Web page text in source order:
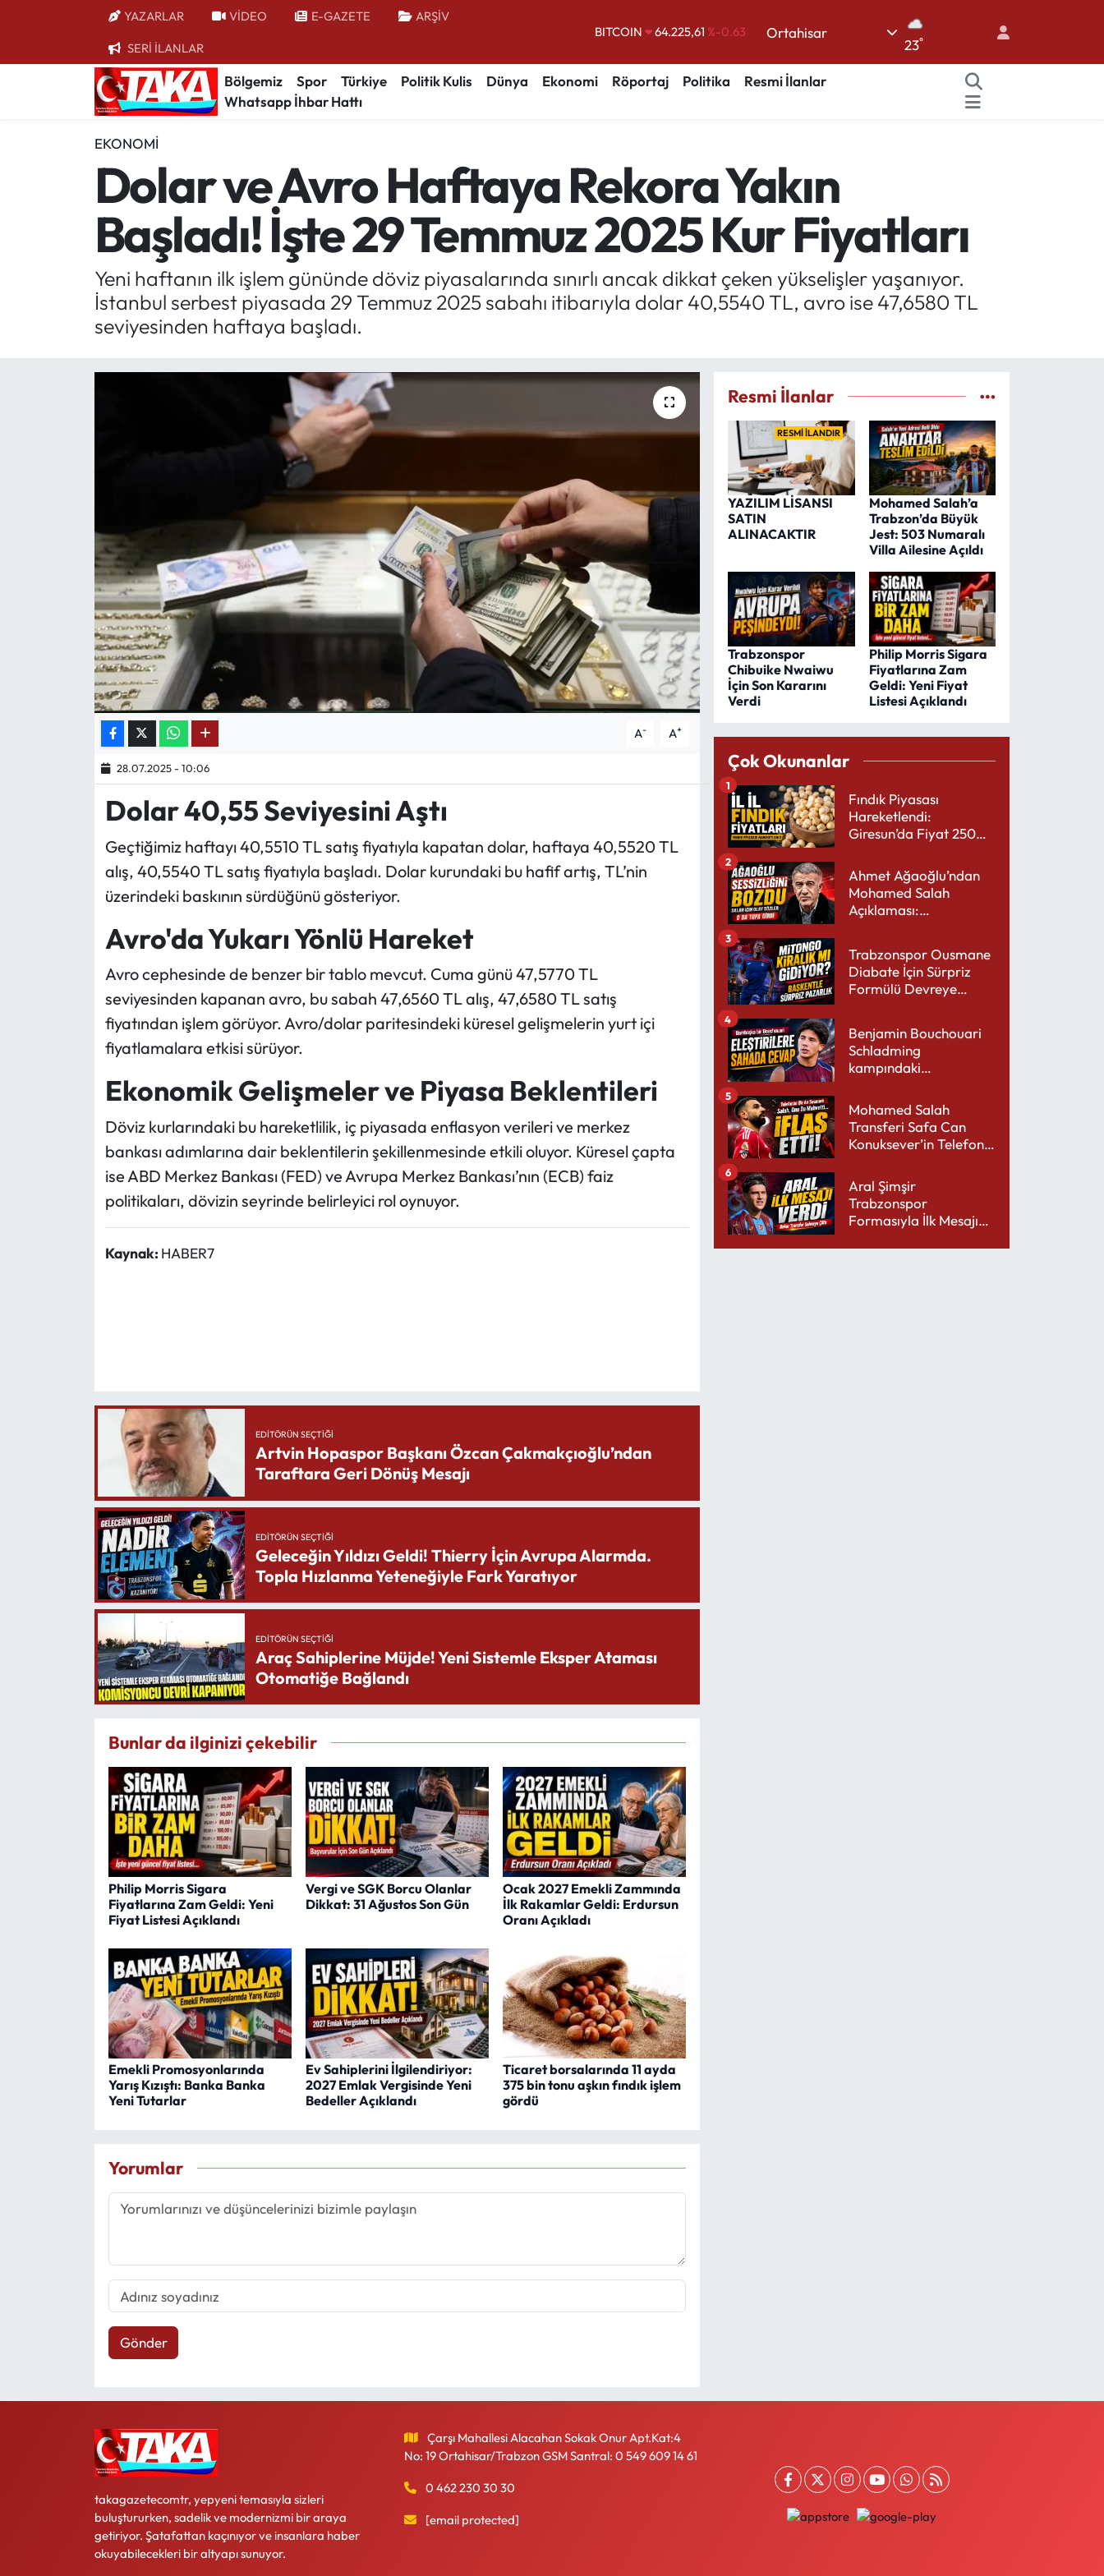
YAZARLAR VİDEO E-GAZETE ARŞİV
SERİ İLANLAR
BITCOIN 64.225,61 %-0.63
DOLAR 47,6704%0
EURO
55,0406 %-0.08
BİST100
13.799 %70
Ortahisar
23°
Bölgemiz Spor Türkiye Politik Kulis Dünya Ekonomi Röportaj Politika
Resmi İlanlar
Whatsapp İhbar Hattı
EKONOMI
Dolar ve Avro Haftaya Rekora Yakın
Başladı! İşte 29 Temmuz 2025 Kur Fiyatları
Yeni haftanın ilk işlem gününde döviz piyasalarında sınırlı ancak dikkat çeken yükselişler yaşanıyor.
İstanbul serbest piyasada 29 Temmuz 2025 sabahı itibarıyla dolar 40,5540 TL, avro ise 47,6580 TL
seviyesinden haftaya başladı.
A- A+
28.07.2025 - 10:06
Dolar 40,55 Seviyesini Aştı
Geçtiğimiz haftayı 40,5510 TL satış fiyatıyla kapatan dolar, haftaya 40,5520 TL
alış, 40,5540 TL satış fiyatıyla başladı. Dolar kurundaki bu hafif artış, TL’nin
üzerindeki baskının sürdüğünü gösteriyor.
Avro'da Yukarı Yönlü Hareket
Avro cephesinde de benzer bir tablo mevcut. Cuma günü 47,5770 TL
seviyesinden kapanan avro, bu sabah 47,6560 TL alış, 47,6580 TL satış
fiyatından işlem görüyor. Avro/dolar paritesindeki küresel gelişmelerin yurt içi
fiyatlamalara etkisi sürüyor.
Ekonomik Gelişmeler ve Piyasa Beklentileri
Döviz kurlarındaki bu hareketlilik, iç piyasada enflasyon verileri ve merkez
bankası adımlarına dair beklentilerin şekillenmesinde etkili oluyor. Küresel çapta
ise ABD Merkez Bankası (FED) ve Avrupa Merkez Bankası’nın (ECB) faiz
politikaları, dövizin seyrinde belirleyici rol oynuyor.
Kaynak: HABER7
EDITÖRÜN SEÇTIĞI
Artvin Hopaspor Başkanı Özcan Çakmakçıoğlu’ndan
Taraftara Geri Dönüş Mesajı
EDITÖRÜN SEÇTIĞI
Geleceğin Yıldızı Geldi! Thierry İçin Avrupa Alarmda.
Topla Hızlanma Yeteneğiyle Fark Yaratıyor
EDITÖRÜN SEÇTIĞI
Araç Sahiplerine Müjde! Yeni Sistemle Eksper Ataması
Otomatiğe Bağlandı
Bunlar da ilginizi çekebilir
Philip Morris Sigara
Fiyatlarına Zam Geldi: Yeni
Fiyat Listesi Açıklandı
Vergi ve SGK Borcu Olanlar
Dikkat: 31 Ağustos Son Gün
Ocak 2027 Emekli Zammında
İlk Rakamlar Geldi: Erdursun
Oranı Açıkladı
Emekli Promosyonlarında
Yarış Kızıştı: Banka Banka
Yeni Tutarlar
Ev Sahiplerini İlgilendiriyor:
2027 Emlak Vergisinde Yeni
Bedeller Açıklandı
Ticaret borsalarında 11 ayda
375 bin tonu aşkın fındık işlem
gördü
Yorumlar
Gönder
Resmi İlanlar
RESMİ İLANDIR
YAZILIM LİSANSI
SATIN
ALINACAKTIR
Mohamed Salah’a
Trabzon’da Büyük
Jest: 503 Numaralı
Villa Ailesine Açıldı
Trabzonspor
Chibuike Nwaiwu
İçin Son Kararını
Verdi
Philip Morris Sigara
Fiyatlarına Zam
Geldi: Yeni Fiyat
Listesi Açıklandı
Çok Okunanlar
Fındık Piyasası
Hareketlendi:
Giresun’da Fiyat 250
1
Ahmet Ağaoğlu’ndan
Mohamed Salah
Açıklaması:
Yakışır
2
Trabzonspor Ousmane
Diabate İçin Sürpriz
Formülü Devreye
3
Benjamin Bouchouari
Schladming
kampındaki
4
Mohamed Salah
Transferi Safa Can
Konuksever’in Telefon
5
Aral Şimşir
Trabzonspor
Formasıyla İlk Mesajını
6
takagazetecomtr, yepyeni temasıyla sizleri
buluştururken, sadelik ve modernizmi bir araya
getiriyor. Şatafattan kaçınıyor ve insanlara haber
okuyabilecekleri bir altyapı sunuyor.
Çarşı Mahallesi Alacahan Sokak Onur Apt.Kat:4
No: 19 Ortahisar/Trabzon GSM Santral: 0 549 609 14 61
0 462 230 30 30
[email protected]
Bölgemiz
Kültür/Sanat
Politik Kulis
Karikatür Galeri
ASTROLOJİ
Spor Yazıları
Mektup Galeri
Ekonomi
Trabzon Nöbetçi Eczaneler
Trabzon Hava Durumu
Trabzon Trafik Yoğunluk Haritası
Süper Lig Puan Durumu ve Fikstür
Tüm Manşetler
Son Dakika Haberleri
Haber Arşivi